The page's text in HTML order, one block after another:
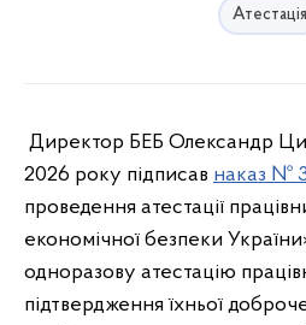
Атестація
Директор БЕБ Олександр
2026 року підписав наказ №
проведення атестації
економічної безпеки
одноразову атестацію
підтвердження їхньої